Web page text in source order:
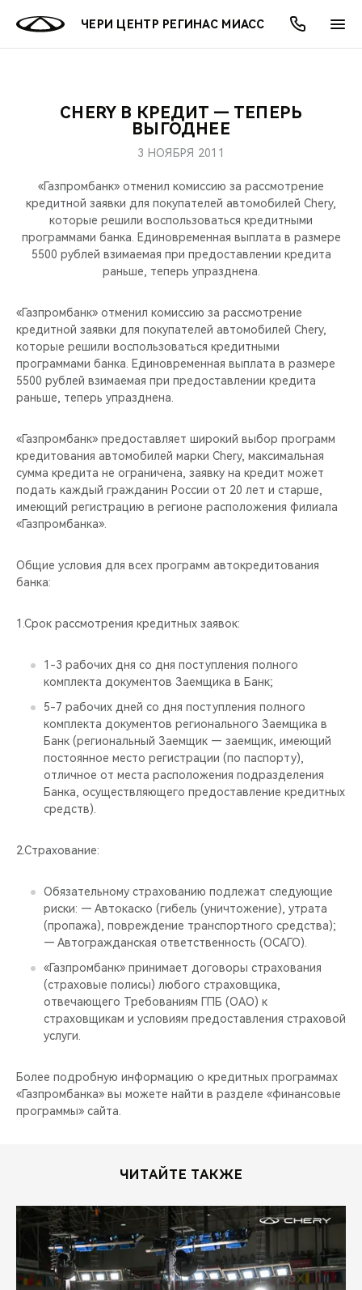
ЧЕРИ ЦЕНТР РЕГИНАС МИАСС
МОДЕЛИ
КРОССОВЕРЫ
СЕДАНЫ
НОВИНКИ
ПОКУПАТЕЛЯМ
КРЕДИТ И СТРАХОВАНИЕ
ВЛАДЕЛЬЦАМ
ЗАПЧАСТИ И АКСЕССУАРЫ
ПОДДЕРЖКА
МИР CHERY
О БРЕНДЕ
CHERY В СОЦСЕТЯХ
БЛАГОТВОРИТЕЛЬНОСТЬ
CHERY REMOTE
CHERY И СПОРТ
НАШИ МЕРОПРИЯТИЯ
ВИДЕООБЗОРЫ
CHERY ДЛЯ ДЕТЕЙ
АКЦИИ
ОНЛАЙН СЕРВИСЫ
КРЕДИТ
О КОМПАНИИ
МЫ В СОЦСЕТЯХ
CHERY В КРЕДИТ — ТЕПЕРЬ
ВЫГОДНЕЕ
3 НОЯБРЯ 2011
«Газпромбанк» отменил комиссию за рассмотрение
кредитной заявки для покупателей автомобилей Chery,
которые решили воспользоваться кредитными
программами банка. Единовременная выплата в размере
5500 рублей взимаемая при предоставлении кредита
раньше, теперь упразднена.
«Газпромбанк» отменил комиссию за рассмотрение
кредитной заявки для покупателей автомобилей Chery,
которые решили воспользоваться кредитными
программами банка. Единовременная выплата в размере
5500 рублей взимаемая при предоставлении кредита
раньше, теперь упразднена.
«Газпромбанк» предоставляет широкий выбор программ
кредитования автомобилей марки Chery, максимальная
сумма кредита не ограничена, заявку на кредит может
подать каждый гражданин России от 20 лет и старше,
имеющий регистрацию в регионе расположения филиала
«Газпромбанка».
Общие условия для всех программ автокредитования
банка:
1.Срок рассмотрения кредитных заявок:
1-3 рабочих дня со дня поступления полного
комплекта документов Заемщика в Банк;
5-7 рабочих дней со дня поступления полного
комплекта документов регионального Заемщика в
Банк (региональный Заемщик — заемщик, имеющий
постоянное место регистрации (по паспорту),
отличное от места расположения подразделения
Банка, осуществляющего предоставление кредитных
средств).
2.Страхование:
Обязательному страхованию подлежат следующие
риски: — Автокаско (гибель (уничтожение), утрата
(пропажа), повреждение транспортного средства);
— Автогражданская ответственность (ОСАГО).
«Газпромбанк» принимает договоры страхования
(страховые полисы) любого страховщика,
отвечающего Требованиям ГПБ (ОАО) к
страховщикам и условиям предоставления страховой
услуги.
Более подробную информацию о кредитных программах
«Газпромбанка» вы можете найти в разделе «финансовые
программы» сайта.
ЧИТАЙТЕ ТАКЖЕ